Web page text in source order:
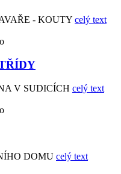
- KOUTY celý text
V SUDICÍCH celý text
DOMU celý text